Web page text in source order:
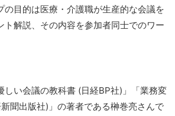
の目的は医療・介護職が生産的な会議を
ト解説、その内容を参加者同士でのワー
しい会議の教科書 (日経BP社)」「業務変
聞出版社)」の著者である榊巻亮さんで